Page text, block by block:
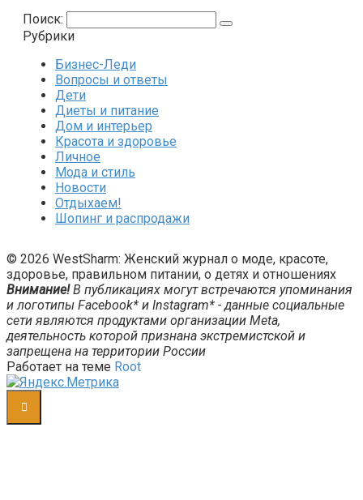
Поиск:
Рубрики
Бизнес-Леди
Вопросы и ответы
Дети
Диеты и питание
Дом и интерьер
Красота и здоровье
Личное
Мода и стиль
Новости
Отдыхаем!
Шопинг и распродажи
© 2026 WestSharm: Женский журнал о моде, красоте,
здоровье, правильном питании, о детях и отношениях
Внимание!В публикациях могут встречаются упоминания
и логотипы Facebook* и Instagram* - данные социальные
сети являются продуктами организации Meta,
деятельность которой признана экстремистской и
запрещена на территории России
Работает на теме Root